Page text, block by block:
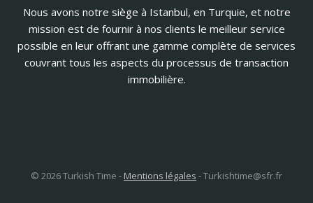
Nous avons notre siège à Istanbul, en Turquie, et notre
mission est de fournir à nos clients le meilleur service
possible en leur offrant une gamme complète de services
couvrant tous les aspects du processus de transaction
immobilière.
© 2026 Turkish Time - Mentions légales -Turkishtime@sfr.fr